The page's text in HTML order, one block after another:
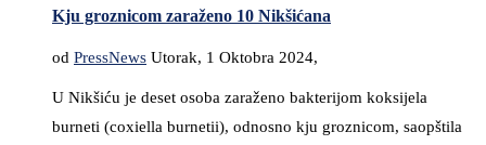
Kju groznicom zaraženo 10 Nikšićana
od PressNews Utorak, 1 Oktobra 2024,
U Nikšiću je deset osoba zaraženo bakterijom koksijela
burneti (coxiella burnetii), odnosno kju groznicom, saopštila